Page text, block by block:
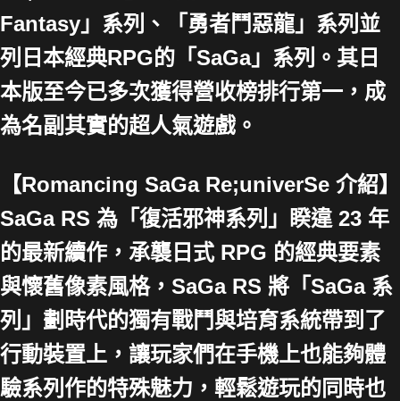
Fantasy」系列、「勇者鬥惡龍」系列並
列日本經典RPG的「SaGa」系列。其日
本版至今已多次獲得營收榜排行第一，成
為名副其實的超人氣遊戲。
【Romancing SaGa Re;univerSe 介紹】
SaGa RS 為「復活邪神系列」睽違 23 年
的最新續作，承襲日式 RPG 的經典要素
與懷舊像素風格，SaGa RS 將「SaGa 系
列」劃時代的獨有戰鬥與培育系統帶到了
行動裝置上，讓玩家們在手機上也能夠體
驗系列作的特殊魅力，輕鬆遊玩的同時也